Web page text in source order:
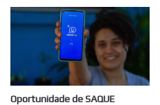
Oportunidade de SAQUE